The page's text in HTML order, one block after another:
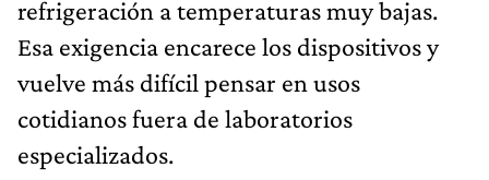
refrigeración a temperaturas muy bajas.
Esa exigencia encarece los dispositivos y
vuelve más difícil pensar en usos
cotidianos fuera de laboratorios
especializados.